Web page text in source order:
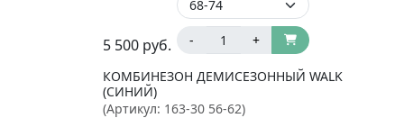
5 500 руб. - +
КОМБИНЕЗОН ДЕМИСЕЗОННЫЙ WALK
(СИНИЙ)
(Артикул: 163-30 56-62)